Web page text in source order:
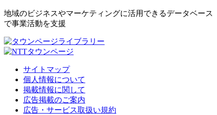
地域のビジネスやマーケティングに活用できるデータベース
で事業活動を支援
サイトマップ
個人情報について
掲載情報に関して
広告掲載のご案内
広告・サービス取扱い規約